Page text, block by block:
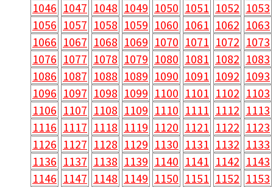
1046 1047 1048 1049 1050 1051 1052 1053
1056 1057 1058 1059 1060 1061 1062 1063
1066 1067 1068 1069 1070 1071 1072 1073
1076 1077 1078 1079 1080 1081 1082 1083
1086 1087 1088 1089 1090 1091 1092 1093
1096 1097 1098 1099 1100 1101 1102 1103
1106 1107 1108 1109 1110 1111 1112 1113
1116 1117 1118 1119 1120 1121 1122 1123
1126 1127 1128 1129 1130 1131 1132 1133
1136 1137 1138 1139 1140 1141 1142 1143
1146 1147 1148 1149 1150 1151 1152 1153